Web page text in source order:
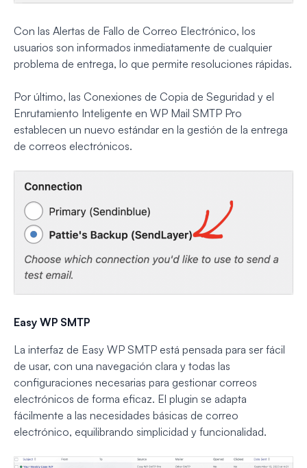
Con las Alertas de Fallo de Correo Electrónico, los
usuarios son informados inmediatamente de cualquier
problema de entrega, lo que permite resoluciones rápidas.
Por último, las Conexiones de Copia de Seguridad y el
Enrutamiento Inteligente en WP Mail SMTP Pro
establecen un nuevo estándar en la gestión de la entrega
de correos electrónicos.
Easy WP SMTP
La interfaz de Easy WP SMTP está pensada para ser fácil
de usar, con una navegación clara y todas las
configuraciones necesarias para gestionar correos
electrónicos de forma eficaz. El plugin se adapta
fácilmente a las necesidades básicas de correo
electrónico, equilibrando simplicidad y funcionalidad.